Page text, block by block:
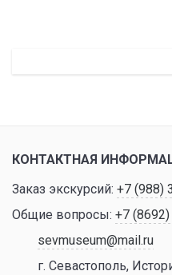
КОНТАКТНАЯ
Заказ экскурсий: +7 (988)
Общие вопросы: +7
sevmuseum@mail.ru
г. Севастополь,